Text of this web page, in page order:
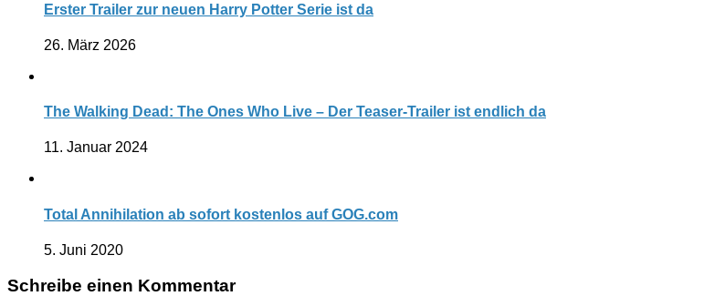
Erster Trailer zur neuen Harry Potter Serie ist da
26. März 2026
The Walking Dead: The Ones Who Live – Der Teaser-Trailer ist endlich da
11. Januar 2024
Total Annihilation ab sofort kostenlos auf GOG.com
5. Juni 2020
Schreibe einen Kommentar